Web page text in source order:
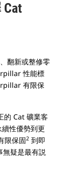
翻新或整修零
性能標
有限保
的 Cat 礦業客
性優勢到更
限保固2 到即
無疑是最有説